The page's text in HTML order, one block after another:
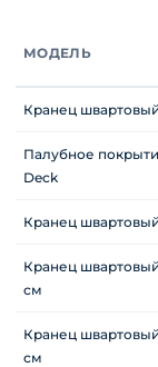
МОДЕЛЬ
Кранец
Палубное
Deck
Кранец
Кранец
см
Кранец
см